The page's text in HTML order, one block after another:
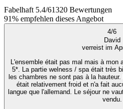
Fabelhaft 5.4/61320 Bewertungen
91% empfehlen dieses Angebot
4/6
David
verreist im
L'ensemble était pas mal mais à mon
5*. La partie welness / spa était très
les chambres ne sont pas à la
était relativement froid et n'a fait
langue que l'allemand. Le séjour ne
vendu.